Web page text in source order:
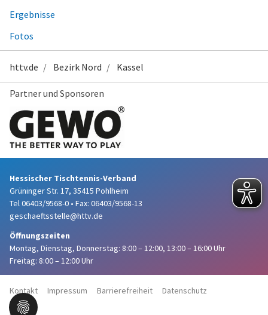
Ergebnisse
Fotos
httv.de Bezirk Nord Kassel
Partner und Sponsoren
Hessischer Tischtennis-Verband
Grüninger Str. 17, 35415 Pohlheim
Tel 06403/9568-0 • Fax: 06403/9568-13
geschaeftsstelle@httv.de
Öffnungszeiten
Montag, Dienstag, Donnerstag: 8:00 – 12:00, 13:00 – 16:00 Uhr
Freitag: 8:00 – 12:00 Uhr
Kontakt Impressum Barrierefreiheit Datenschutz